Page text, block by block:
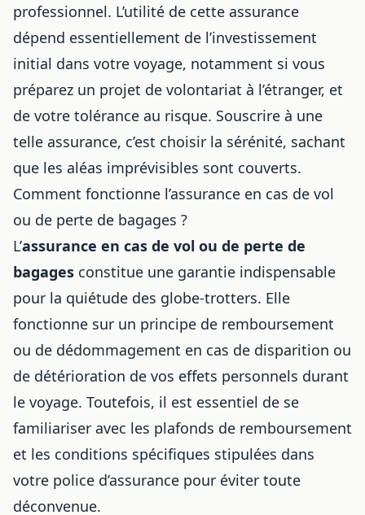
professionnel. L’utilité de cette assurance
dépend essentiellement de l’investissement
initial dans votre voyage, notamment si vous
préparez un projet de volontariat à l’étranger, et
de votre tolérance au risque. Souscrire à une
telle assurance, c’est choisir la sérénité, sachant
que les aléas imprévisibles sont couverts.
Comment fonctionne l’assurance en cas de vol
ou de perte de bagages ?
L’assurance en cas de vol ou de perte de
bagages constitue une garantie indispensable
pour la quiétude des globe-trotters. Elle
fonctionne sur un principe de remboursement
ou de dédommagement en cas de disparition ou
de détérioration de vos effets personnels durant
le voyage. Toutefois, il est essentiel de se
familiariser avec les plafonds de remboursement
et les conditions spécifiques stipulées dans
votre police d’assurance pour éviter toute
déconvenue.